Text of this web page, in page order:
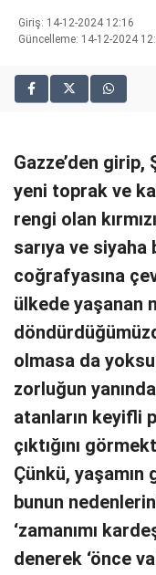
bonusu
veren
2025
deneme
editorbet
giriş
Giriş: 14-12-2024 12:16
Güncelleme: 14-12-2024
Gazze’den girip,
yeni toprak ve
rengi olan
sarıya ve
coğrafyasına
ülkede yaşanan
olmasa da
zorluğun
atanların keyifli
çıktığını
Çünkü, yaşamın
bunun
‘zamanımı
denerek ‘önce